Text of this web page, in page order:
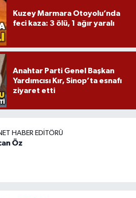
Kuzey Marmara Otoyolu’nda
feci kaza: 3 ölü, 1 ağır yaralı
Anahtar Parti Genel Başkan
Yardımcısı Kır, Sinop’ta esnafı
ziyaret etti
HABER EDITÖRÜ
Öz